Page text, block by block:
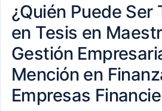
¿Quién Puede Ser
en Tesis en
Gestión
Mención en
Empresas